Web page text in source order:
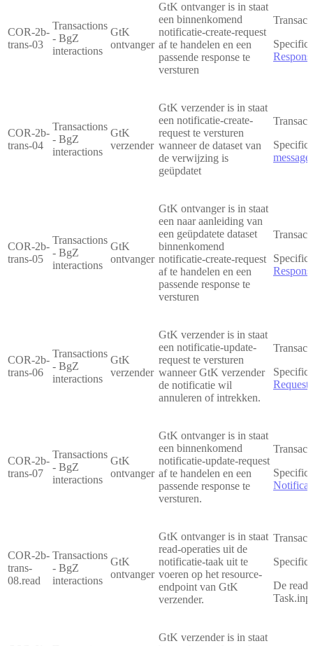
COR-2b-
trans-03
Transactions
- BgZ
interactions
GtK
ontvanger
GtK ontvanger is in staat
een binnenkomend
notificatie-create-request
af te handelen en een
passende response te
versturen
COR-2b-
trans-04
Transactions
- BgZ
interactions
GtK
verzender
GtK verzender is in staat
een notificatie-create-
request te versturen
wanneer de dataset van
de verwijzing is
geüpdatet
message
COR-2b-
trans-05
Transactions
- BgZ
interactions
GtK
ontvanger
GtK ontvanger is in staat
een naar aanleiding van
een geüpdatete dataset
binnenkomend
notificatie-create-request
af te handelen en een
passende response te
versturen
COR-2b-
trans-06
Transactions
- BgZ
interactions
GtK
verzender
GtK verzender is in staat
een notificatie-update-
request te versturen
wanneer GtK verzender
de notificatie wil
annuleren of intrekken.
Request
COR-2b-
trans-07
Transactions
- BgZ
interactions
GtK
ontvanger
GtK ontvanger is in staat
een binnenkomend
notificatie-update-request
af te handelen en een
passende response te
versturen.
COR-2b-
trans-
08.read
Transactions
- BgZ
interactions
GtK
ontvanger
GtK ontvanger is in staat
read-operaties uit de
notificatie-taak uit te
voeren op het resource-
endpoint van GtK
verzender.
De
GtK verzender is in staat